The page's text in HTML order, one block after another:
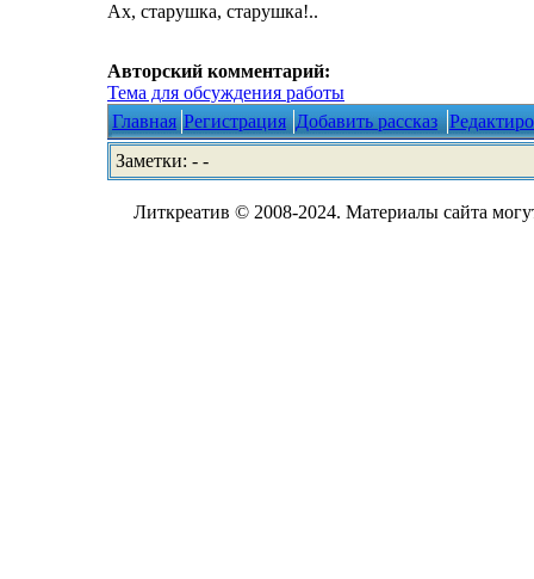
Ах, старушка, старушка!..
Авторский комментарий:
Тема для обсуждения работы
Главная Регистрация Добавить рассказ
Заметки: - -
Литкреатив © 2008-2024. Материалы сайта